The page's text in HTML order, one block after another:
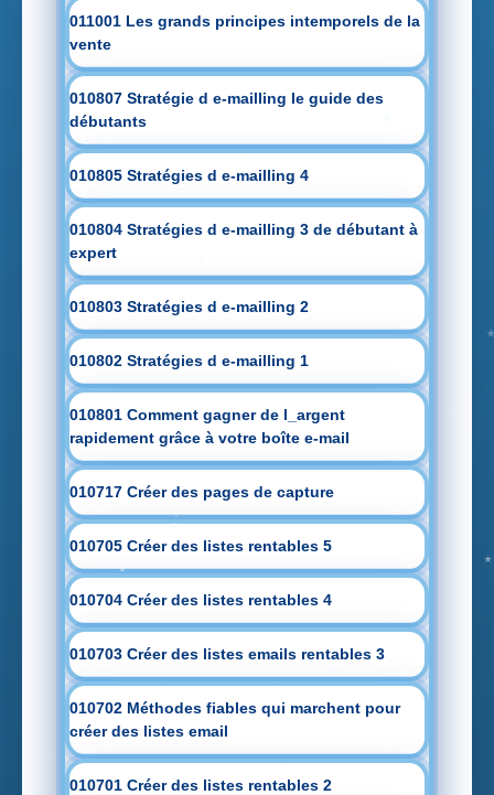
011001 Les grands principes intemporels de la
vente
010807 Stratégie d e-mailling le guide des
débutants
010805 Stratégies d e-mailling 4
010804 Stratégies d e-mailling 3 de débutant à
expert
010803 Stratégies d e-mailling 2
010802 Stratégies d e-mailling 1
010801 Comment gagner de l_argent
rapidement grâce à votre boîte e-mail
010717 Créer des pages de capture
010705 Créer des listes rentables 5
010704 Créer des listes rentables 4
010703 Créer des listes emails rentables 3
010702 Méthodes fiables qui marchent pour
créer des listes email
010701 Créer des listes rentables 2